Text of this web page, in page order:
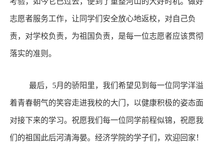
志愿者服务工作，让同学们安全放心地返校，对自己负
责， 对学校负责，为祖国负责，是每一位志愿者应该贯彻
落实的准则。
最后， 5月的骄阳里，我们希望见到每一位同学洋溢
着青春朝气的笑容走进我校的大门，以健康积极的姿态面
对接下来的学习。祝愿我们每一位同学前程似锦，祝愿我
们的祖国此后河清海晏。 经济学院的学子们 ，欢迎回家！